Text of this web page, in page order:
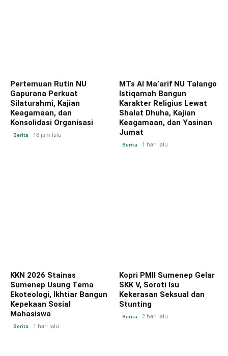
Pertemuan Rutin NU
Gapurana Perkuat
Silaturahmi, Kajian
Keagamaan, dan
Konsolidasi Organisasi
Berita 18 jam lalu
MTs Al Ma’arif NU Talango
Istiqamah Bangun
Karakter Religius Lewat
Shalat Dhuha, Kajian
Keagamaan, dan Yasinan
Jumat
Berita 1 hari lalu
KKN 2026 Stainas
Sumenep Usung Tema
Ekoteologi, Ikhtiar Bangun
Kepekaan Sosial
Mahasiswa
Berita 1 hari lalu
Kopri PMII Sumenep Gelar
SKK V, Soroti Isu
Kekerasan Seksual dan
Stunting
Berita 2 hari lalu